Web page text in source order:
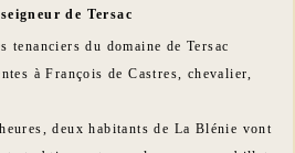
de Tersac
tenanciers du domaine de Tersac
à François de Castres, chevalier,
deux habitants de La Blénie vont